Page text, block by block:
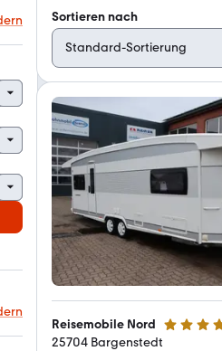
Sortieren nach
Reisemobile Nord 5 Sterne
25704 Bargenstedt